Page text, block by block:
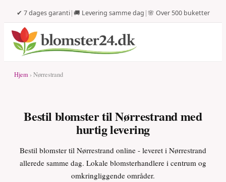
✔ 7 dages garanti|🚚 Levering samme dag |🌸 Over 500 buketter
Hjem › Nørrestrand
Bestil blomster til Nørrestrand med
hurtig levering
Bestil blomster til Nørrestrand online - leveret i Nørrestrand
allerede samme dag. Lokale blomsterhandlere i centrum og
omkringliggende områder.